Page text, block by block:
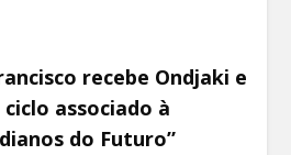
recebe Ondjaki e
associado à
do Futuro”